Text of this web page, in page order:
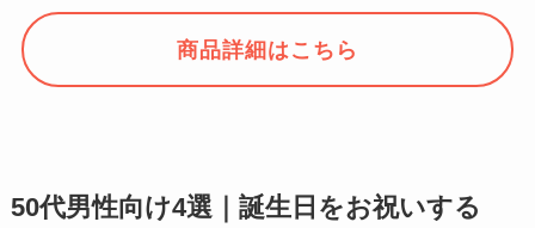
商品詳細はこちら
50代男性向け4選｜誕生日をお祝いする